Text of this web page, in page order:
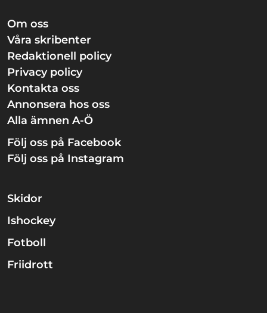
Om oss
Våra skribenter
Redaktionell policy
Privacy policy
Kontakta oss
Annonsera hos oss
Alla ämnen A-Ö
Följ oss på Facebook
Följ oss på Instagram
Skidor
Ishockey
Fotboll
Friidrott